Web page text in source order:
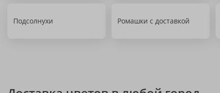
Подсолнухи Ромашки с доставкой